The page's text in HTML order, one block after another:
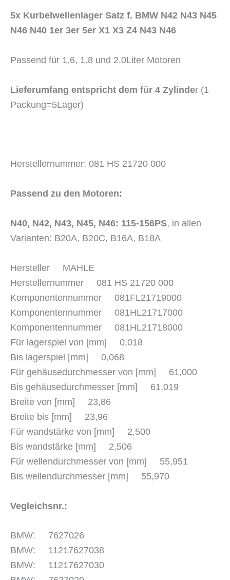
5x Kurbelwellenlager Satz f. BMW N42 N43 N45
N46 N40 1er 3er 5er X1 X3 Z4 N43 N46
Passend für 1.6, 1.8 und 2.0Liter Motoren
Lieferumfang entspricht dem für 4 Zylinder (1
Packung=5Lager)
Herstellernummer: 081 HS 21720 000
Passend zu den Motoren:
N40, N42, N43, N45, N46: 115-156PS, in allen
Varianten: B20A, B20C, B16A, B18A
Hersteller MAHLE
Herstellernummer 081 HS 21720 000
Komponentennummer 081FL21719000
Komponentennummer 081HL21717000
Komponentennummer 081HL21718000
Für lagerspiel von [mm] 0,018
Bis lagerspiel [mm] 0,068
Für gehäusedurchmesser von [mm] 61,000
Bis gehäusedurchmesser [mm] 61,019
Breite von [mm] 23,86
Breite bis [mm] 23,96
Für wandstärke von [mm] 2,500
Bis wandstärke [mm] 2,506
Für wellendurchmesser von [mm] 55,951
Bis wellendurchmesser [mm] 55,970
Vegleichsnr.:
BMW: 7627026
BMW: 11217627038
BMW: 11217627030